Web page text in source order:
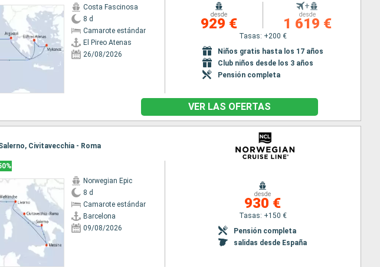
Costa Fascinosa
8 d
Camarote estándar
El Pireo Atenas
26/08/2026
desde
929 €
+
desde
1 619 €
Tasas: +200 €
Niños gratis hasta los 17 años
Club niños desde los 3 años
Pensión completa
VER LAS OFERTAS
Civitavecchia - Roma
Norwegian Epic
8 d
Camarote estándar
Barcelona
09/08/2026
desde
930 €
Tasas: +150 €
Pensión completa
salidas desde España